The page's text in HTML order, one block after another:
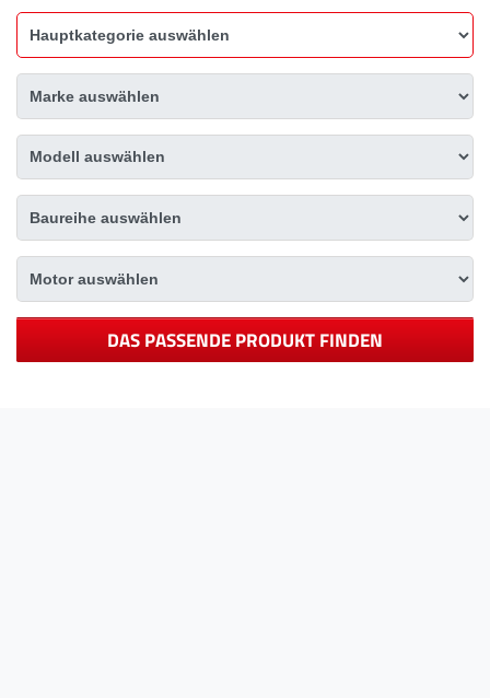
DAS PASSENDE PRODUKT FINDEN